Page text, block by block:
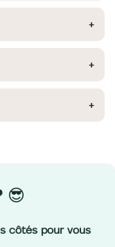
😎
côtés pour vous